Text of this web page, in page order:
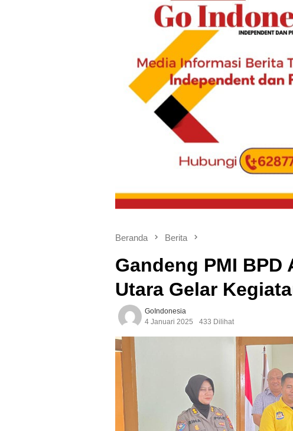
Beranda Berita
Gandeng PMI BPD
Utara Gelar
GoIndonesia
4 Januari 2025
433 Dilihat